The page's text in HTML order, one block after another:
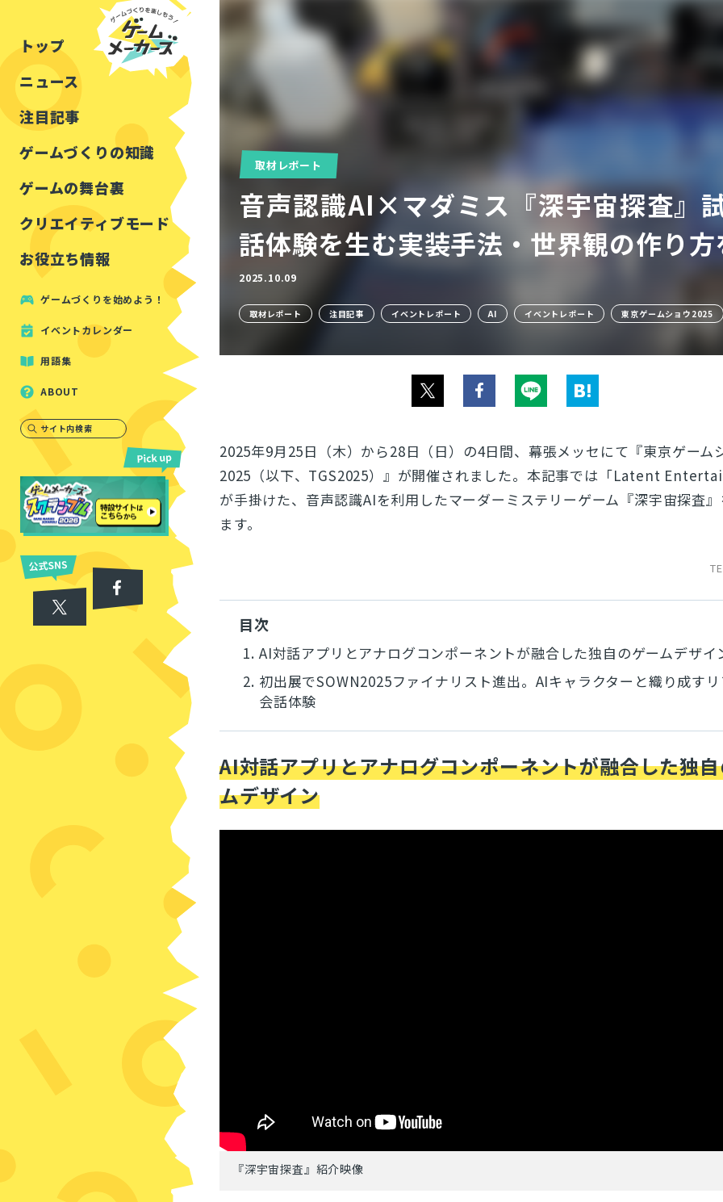
トップ
ニュース
注目記事
ゲームづくりの知識
チュートリアル
しくみをつくる
見た目を良くする
ゲームの舞台裏
インタビュー
クリエイティブモード
フォートナイト
お役立ち情報
公開資料まとめ
イベントレポート
注目・定番の〇〇
アセットレビュー
ツール紹介
周辺機器・ハードウェア
ゲームづくりを始めよう！
イベントカレンダー
用語集
ABOUT
サイト内検索
取材レポート
音声認識AI×マダミス『深宇宙探査』
話体験を生む実装手法・世界観の作り
2025.10.09
取材レポート 注目記事 イベントレポート AI イベントレポート 東京ゲームショウ2025
2025年9月25日（木）から28日（日）の4日間、幕張メッセにて『東京ゲーム
2025（以下、TGS2025）』が開催されました。本記事では「Latent
が手掛けた、音声認識AIを利用したマーダーミステリーゲーム『深宇宙探査
ます。
目次
1. AI対話アプリとアナログコンポーネントが融合した独自のゲームデザイ
2. 初出展でSOWN2025ファイナリスト進出。AIキャラクターと織り成す
会話体験
AI対話アプリとアナログコンポーネントが融合した独
ムデザイン
『深宇宙探査』紹介映像